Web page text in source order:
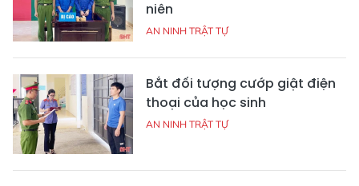
niên
AN NINH TRẬT TỰ
Bắt đối tượng cướp giật điện
thoại của học sinh
AN NINH TRẬT TỰ